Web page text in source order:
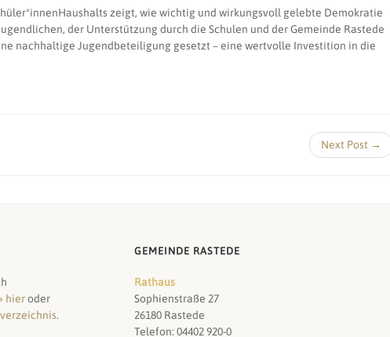
zeigt, wie wichtig und wirkungsvoll gelebte Demokratie
der Unterstützung durch die Schulen und der Gemeinde Rastede
nachhaltige Jugendbeteiligung gesetzt – eine wertvolle Investition in die
Next Post →
hieroder
.
GEMEINDE RASTEDE
Rathaus
Sophienstraße 27
26180 Rastede
Telefon: 04402 920-0